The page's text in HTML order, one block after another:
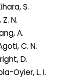
S.
N.
A.
C. N.
D.
Oyier, L. I.